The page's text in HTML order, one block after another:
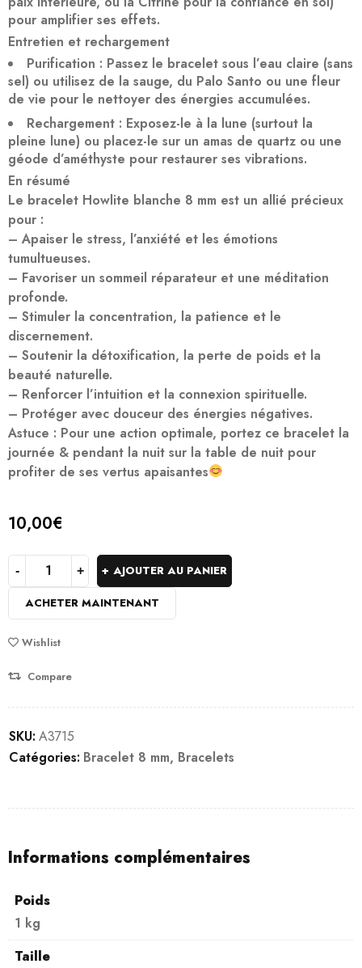
pour amplifier ses effets.
Entretien et rechargement
Purification : Passez le bracelet sous l’eau claire (sans
sel) ou utilisez de la sauge, du Palo Santo ou une fleur
de vie pour le nettoyer des énergies accumulées.
Rechargement : Exposez-le à la lune (surtout la
pleine lune) ou placez-le sur un amas de quartz ou une
géode d’améthyste pour restaurer ses vibrations.
En résumé
Le bracelet Howlite blanche 8 mm est un allié précieux
pour :
– Apaiser le stress, l’anxiété et les émotions
tumultueuses.
– Favoriser un sommeil réparateur et une méditation
profonde.
– Stimuler la concentration, la patience et le
discernement.
– Soutenir la détoxification, la perte de poids et la
beauté naturelle.
– Renforcer l’intuition et la connexion spirituelle.
– Protéger avec douceur des énergies négatives.
Astuce : Pour une action optimale, portez ce bracelet la
journée & pendant la nuit sur la table de nuit pour
profiter de ses vertus apaisantes
10,00€
AJOUTER AU PANIER
ACHETER MAINTENANT
Wishlist
Compare
SKU: A3715
Catégories: Bracelet 8 mm, Bracelets
Informations complémentaires
Poids
1 kg
Taille